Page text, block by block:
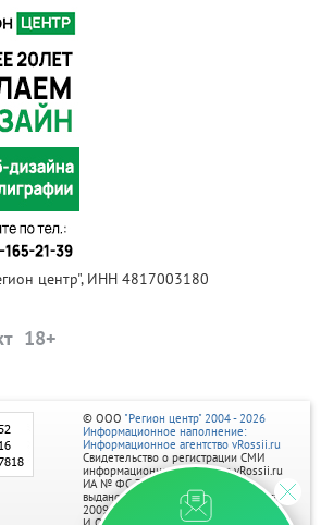
центр", ИНН 4817003180
© ООО "Регион центр" 2004 - 2026
Информационное наполнение:
Информационное агентство vRossii.ru
Свидетельство о регистрации СМИ
информационного агентства vRossii.ru
ИА № ФС 77‑35502
выдано РОСКОМНАДЗОРом 04 марта
2009г.